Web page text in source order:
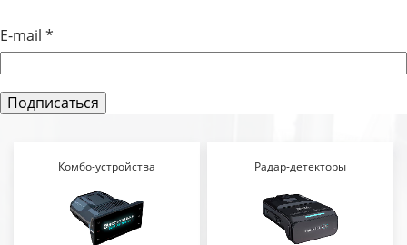
E-mail *
Комбо-устройства Радар-детекторы